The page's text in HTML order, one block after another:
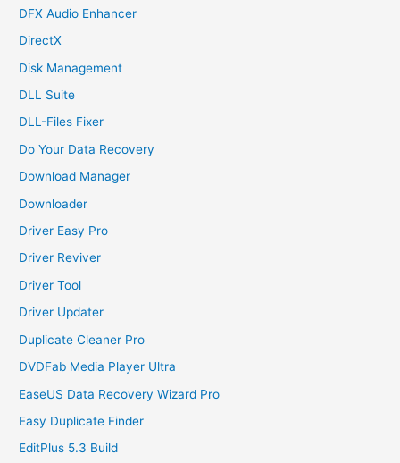
DFX Audio Enhancer
DirectX
Disk Management
DLL Suite
DLL-Files Fixer
Do Your Data Recovery
Download Manager
Downloader
Driver Easy Pro
Driver Reviver
Driver Tool
Driver Updater
Duplicate Cleaner Pro
DVDFab Media Player Ultra
EaseUS Data Recovery Wizard Pro
Easy Duplicate Finder
EditPlus 5.3 Build